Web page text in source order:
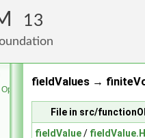
13
Foundation
fieldValues →
File in src/
fieldValue/ fieldValue.H